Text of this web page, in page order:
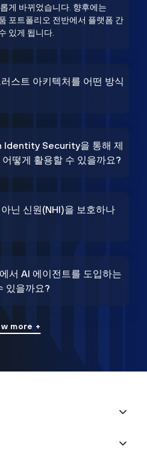
게 바뀌었습니다. 향후에는
포트폴리오 전반에서 플랫폼 간
있게 됩니다.
스트 아키텍처를 어떤 방식
Identity Security을 통해 제
떻게 활용할 수 있을까요?
닌 신원(NHI)을 보호하나
서 AI 에이전트를 도입하는
있을까요?
more +